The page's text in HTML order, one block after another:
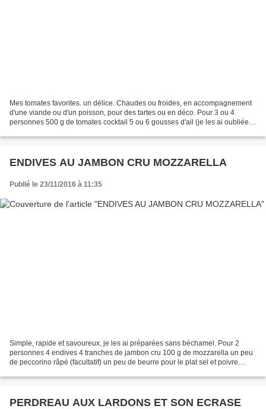
Mes tomates favorites. un délice. Chaudes ou froides, en accompagnement
d'une viande ou d'un poisson, pour des tartes ou en déco. Pour 3 ou 4
personnes 500 g de tomates cocktail 5 ou 6 gousses d'ail (je les ai oubliées
ENDIVES AU JAMBON CRU MOZZARELLA
Publié le 23/11/2016 à 11:35
Simple, rapide et savoureux, je les ai préparées sans béchamel. Pour 2
personnes 4 endives 4 tranches de jambon cru 100 g de mozzarella un peu
de peccorino râpé (facultatif) un peu de beurre pour le plat sel et poivre
PERDREAU AUX LARDONS ET SON ECRASE